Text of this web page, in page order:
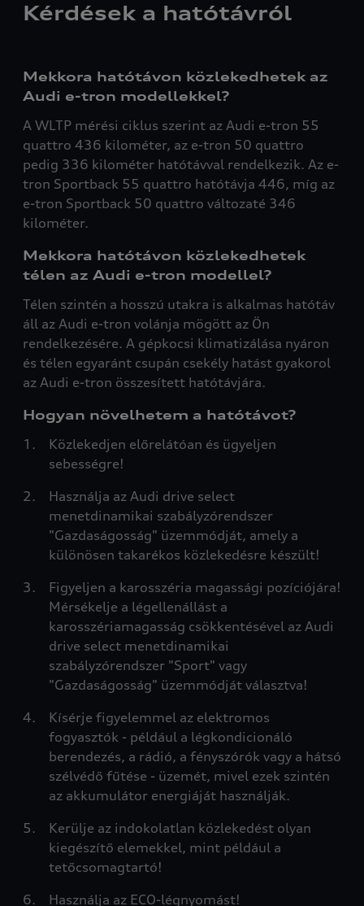
Kérdések a hatótávról
Mekkora hatótávon közlekedhetek az
Audi e-tron modellekkel?
A WLTP mérési ciklus szerint az Audi e-tron 55
quattro 436 kilométer, az e-tron 50 quattro
pedig 336 kilométer hatótávval rendelkezik. Az e-
tron Sportback 55 quattro hatótávja 446, míg az
e-tron Sportback 50 quattro változaté 346
kilométer.
Mekkora hatótávon közlekedhetek
télen az Audi e-tron modellel?
Télen szintén a hosszú utakra is alkalmas hatótáv
áll az Audi e-tron volánja mögött az Ön
rendelkezésére. A gépkocsi klimatizálása nyáron
és télen egyaránt csupán csekély hatást gyakorol
az Audi e-tron összesített hatótávjára.
Hogyan növelhetem a hatótávot?
Közlekedjen előrelátóan és ügyeljen
sebességre!
Használja az Audi drive select
menetdinamikai szabályzórendszer
"Gazdaságosság" üzemmódját, amely a
különösen takarékos közlekedésre készült!
Figyeljen a karosszéria magassági pozíciójára!
Mérsékelje a légellenállást a
karosszériamagasság csökkentésével az Audi
drive select menetdinamikai
szabályzórendszer "Sport" vagy
"Gazdaságosság" üzemmódját választva!
Kísérje figyelemmel az elektromos
fogyasztók - például a légkondicionáló
berendezés, a rádió, a fényszórók vagy a hátsó
szélvédő fűtése - üzemét, mivel ezek szintén
az akkumulátor energiáját használják.
Kerülje az indokolatlan közlekedést olyan
kiegészítő elemekkel, mint például a
tetőcsomagtartó!
Használja az ECO-légnyomást!